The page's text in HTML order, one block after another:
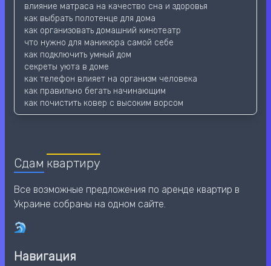
влияние матраса на качество сна и здоровья
как выбрать полотенце для дома
как организовать домашний кинотеатр
что нужно для маникюра самой себе
как подключить умный дом
секреты уюта в доме
как телефон влияет на организм человека
как правильно бегать начинающим
как почистить ковер с высоким ворсом
Сдам квартиру
Все возможные предложения по аренде квартир в
Украине собраны на одном сайте.
Навигация